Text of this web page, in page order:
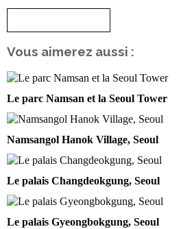
Vous aimerez aussi :
Le parc Namsan et la Seoul Tower
Namsangol Hanok Village, Seoul
Le palais Changdeokgung, Seoul
Le palais Gyeongbokgung, Seoul